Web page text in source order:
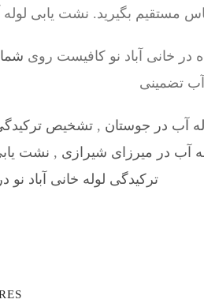
مستقیم بگیرید. نشت یابی
در خانی آباد نو کافیست روی
آب تضمینی
آب در جوستان , تشخیص ترکیدگی
آب در میرزای شیرازی , نشت
ترکیدگی لوله خانی آباد نو